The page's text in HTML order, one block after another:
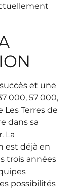
et une
000, 57 000,
Terres de
dans sa
La
est déjà en
trois années
possibilités